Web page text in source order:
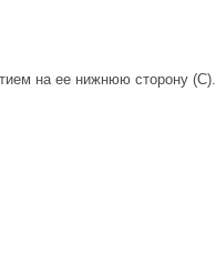
на ее нижнюю сторону (С).